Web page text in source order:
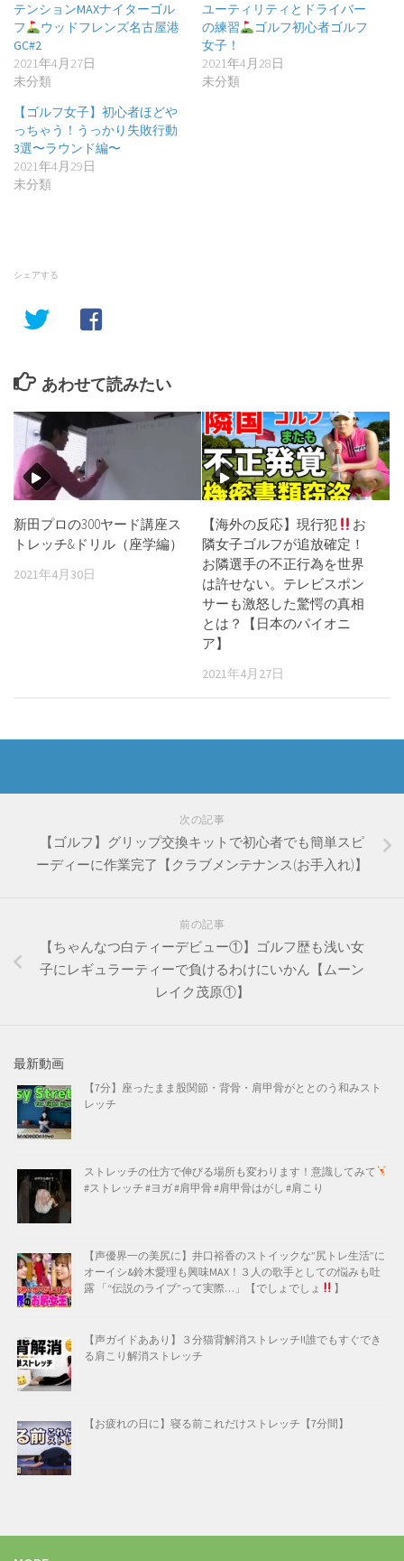
テンションMAXナイターゴル
フ
ウッドフレンズ名古屋港
GC#2
2021年4月27日
未分類
ユーティリティとドライバー
の練習
ゴルフ初心者ゴルフ
女子！
2021年4月28日
未分類
【ゴルフ女子】初心者ほどや
っちゃう！うっかり失敗行動
3選〜ラウンド編〜
2021年4月29日
未分類
シェアする
あわせて読みたい
新田プロの300ヤード講座ス
トレッチ&ドリル（座学編）
2021年4月30日
【海外の反応】現行犯
お
隣女子ゴルフが追放確定！
お隣選手の不正行為を世界
は許せない。テレビスポン
サーも激怒した驚愕の真相
とは？【日本のパイオニ
ア】
2021年4月27日
次の記事
【ゴルフ】グリップ交換キットで初心者でも簡単スピ
ーディーに作業完了【クラブメンテナンス(お手入れ)】
前の記事
【ちゃんなつ白ティーデビュー①】ゴルフ歴も浅い女
子にレギュラーティーで負けるわけにいかん【ムーン
レイク茂原①】
最新動画
【7分】座ったまま股関節・背骨・肩甲骨がととのう和みスト
レッチ
ストレッチの仕方で伸びる場所も変わります！意識してみて
#ストレッチ #ヨガ #肩甲骨 #肩甲骨はがし #肩こり
【声優界一の美尻に】井口裕香のストイックな”尻トレ生活”に
オーイシ&鈴木愛理も興味MAX！３人の歌手としての悩みも吐
露 「“伝説のライブ”って実際…」【でしょでしょ
】
【声ガイドああり】３分猫背解消ストレッチ!!誰でもすぐでき
る肩こり解消ストレッチ
【お疲れの日に】寝る前これだけストレッチ【7分間】